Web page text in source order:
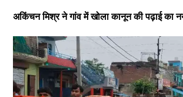
अकिंचन मिश्र ने गांव में खोला कानून की पढ़ाई का